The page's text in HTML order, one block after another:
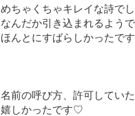
めちゃくちゃキレイな詩でし
なんだか引き込まれるよう
ほんとにすばらしかったで
名前の呼び方、許可してい
嬉しかったです♡